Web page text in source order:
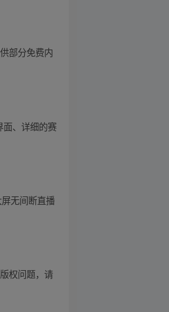
部分免费内
面、详细的赛
无间断直播
权问题，请